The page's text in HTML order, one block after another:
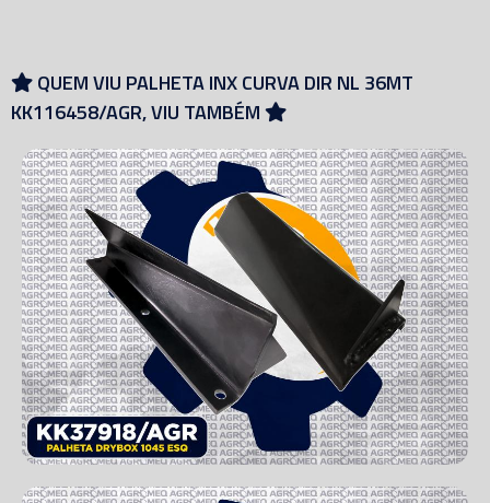
QUEM VIU PALHETA INX CURVA DIR NL 36MT
KK116458/AGR, VIU TAMBÉM